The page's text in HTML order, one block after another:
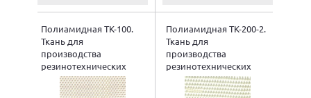
Полиамидная ТК-100.
Ткань для
производства
резинотехнических
изделий
Полиамидная ТК-200-2.
Ткань для
производства
резинотехнических
изделий